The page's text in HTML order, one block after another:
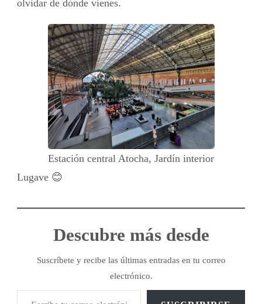
olvidar de dónde vienes.
Estación central Atocha, Jardín interior
Lugave 😊
Descubre más desde
Suscríbete y recibe las últimas entradas en tu correo
electrónico.